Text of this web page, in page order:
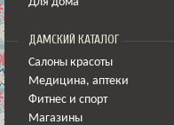
ДАМСКИЙ КАТАЛОГ
Салоны красоты
Медицина, аптеки
Фитнес и спорт
Магазины